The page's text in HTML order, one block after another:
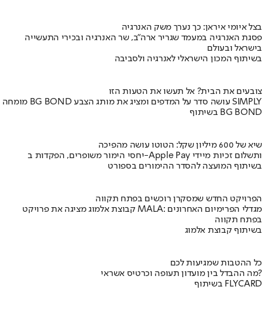
בצל איומי איראן: כך נערך משק האנרגיה
פסגת האנרגיה במעמד שגריר ארה"ב, שר האנרגיה ובכירי התעשייה
בישראל ובעולם
בשיתוף המכון הישראלי לאנרגיה ולסביבה
צובעים את הבית? אל תעשו את הטעות הזו
מומחה BG BOND עושה סדר על המדפים ומציג את מותג הצבע SIMPLY
בשיתוף BG BOND
שיא של 600 מיליון שקל: הטוטו עושה מהפיכה
יחסי הימור משופרים, הפקדות ב-Apple Pay ותשלום זכיות מיידי
בשיתוף המועצה להסדר ההימורים בספורט
הפרויקט החדש שמסקרן רוכשים בפתח תקווה
קבוצת אלמוג מציגה את פרויקט MALA: מגדלי הפרימיום האחרונים
בפתח תקווה
בשיתוף קבוצת אלמוג
כל ההטבות שמגיעות לכם
מה ההבדל בין מועדון תעופה וכרטיס אשראי?
בשיתוף FLYCARD